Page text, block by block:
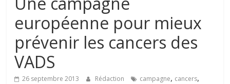
toute
famille
européenne pour mieux
prévenir les cancers des
VADS
26 septembre 2013 Rédaction campagne, cancers,